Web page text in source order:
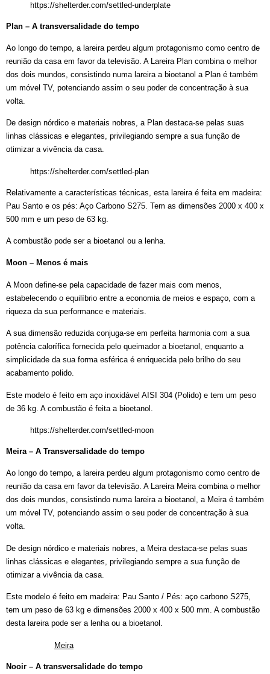
https://shelterder.com/settled-underplate
Plan – A transversalidade do tempo
Ao longo do tempo, a lareira perdeu algum protagonismo como centro de
reunião da casa em favor da televisão. A Lareira Plan combina o melhor
dos dois mundos, consistindo numa lareira a bioetanol a Plan é também
um móvel TV, potenciando assim o seu poder de concentração à sua
volta.
De design nórdico e materiais nobres, a Plan destaca-se pelas suas
linhas clássicas e elegantes, privilegiando sempre a sua função de
otimizar a vivência da casa.
https://shelterder.com/settled-plan
Relativamente a características técnicas, esta lareira é feita em madeira:
Pau Santo e os pés: Aço Carbono S275. Tem as dimensões 2000 x 400 x
500 mm e um peso de 63 kg.
A combustão pode ser a bioetanol ou a lenha.
Moon – Menos é mais
A Moon define-se pela capacidade de fazer mais com menos,
estabelecendo o equilíbrio entre a economia de meios e espaço, com a
riqueza da sua performance e materiais.
A sua dimensão reduzida conjuga-se em perfeita harmonia com a sua
potência calorífica fornecida pelo queimador a bioetanol, enquanto a
simplicidade da sua forma esférica é enriquecida pelo brilho do seu
acabamento polido.
Este modelo é feito em aço inoxidável AISI 304 (Polido) e tem um peso
de 36 kg. A combustão é feita a bioetanol.
https://shelterder.com/settled-moon
Meira – A Transversalidade do tempo
Ao longo do tempo, a lareira perdeu algum protagonismo como centro de
reunião da casa em favor da televisão. A Lareira Meira combina o melhor
dos dois mundos, consistindo numa lareira a bioetanol, a Meira é também
um móvel TV, potenciando assim o seu poder de concentração à sua
volta.
De design nórdico e materiais nobres, a Meira destaca-se pelas suas
linhas clássicas e elegantes, privilegiando sempre a sua função de
otimizar a vivência da casa.
Este modelo é feito em madeira: Pau Santo / Pés: aço carbono S275,
tem um peso de 63 kg e dimensões 2000 x 400 x 500 mm. A combustão
desta lareira pode ser a lenha ou a bioetanol.
Meira
Nooir – A transversalidade do tempo